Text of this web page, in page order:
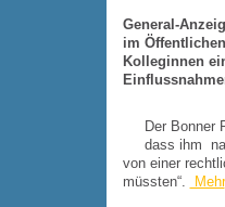
General-
im
Kolleginnen
Der Bonner
dass ihm
von einer
müssten“.
Mehr